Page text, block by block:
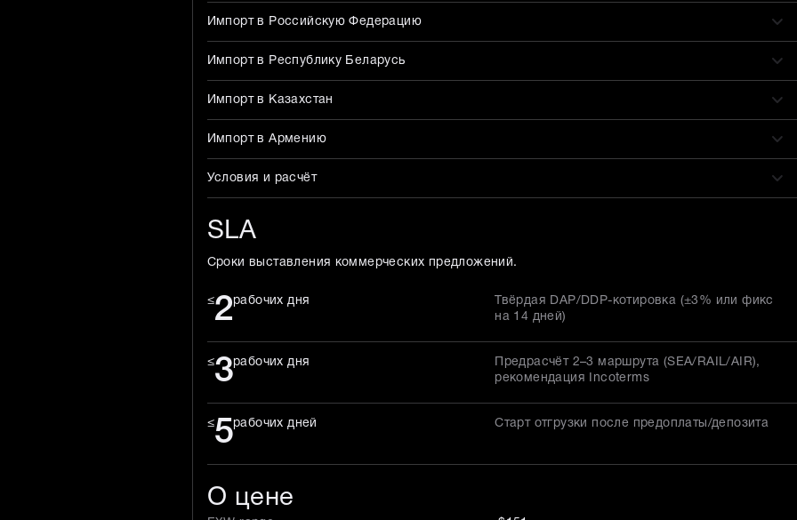
Импорт в Российскую Федерацию
Импорт в Республику Беларусь
Импорт в Казахстан
Импорт в Армению
Условия и расчёт
SLA
Сроки выставления коммерческих предложений.
≤2 рабочих дня
Твёрдая DAP/DDP-котировка (±3% или фикс
на 14 дней)
≤3рабочих дня
Предрасчёт 2–3 маршрута (SEA/RAIL/AIR),
рекомендация Incoterms
≤5рабочих дней Старт отгрузки после предоплаты/депозита
О цене